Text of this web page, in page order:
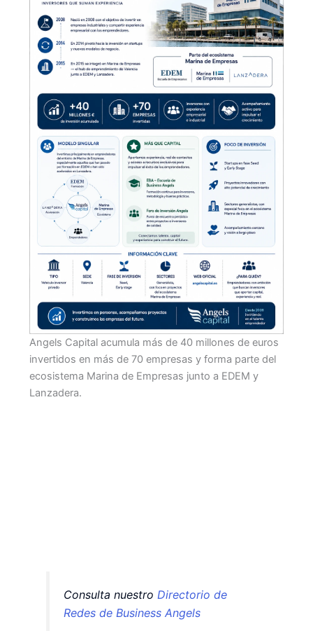
Angels Capital acumula más de 40 millones de euros
invertidos en más de 70 empresas y forma parte del
ecosistema Marina de Empresas junto a EDEM y
Lanzadera.
Consulta nuestro Directorio de
Redes de Business Angels